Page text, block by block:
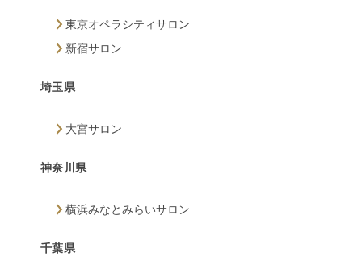
東京オペラシティサロン
新宿サロン
埼玉県
大宮サロン
神奈川県
横浜みなとみらいサロン
千葉県